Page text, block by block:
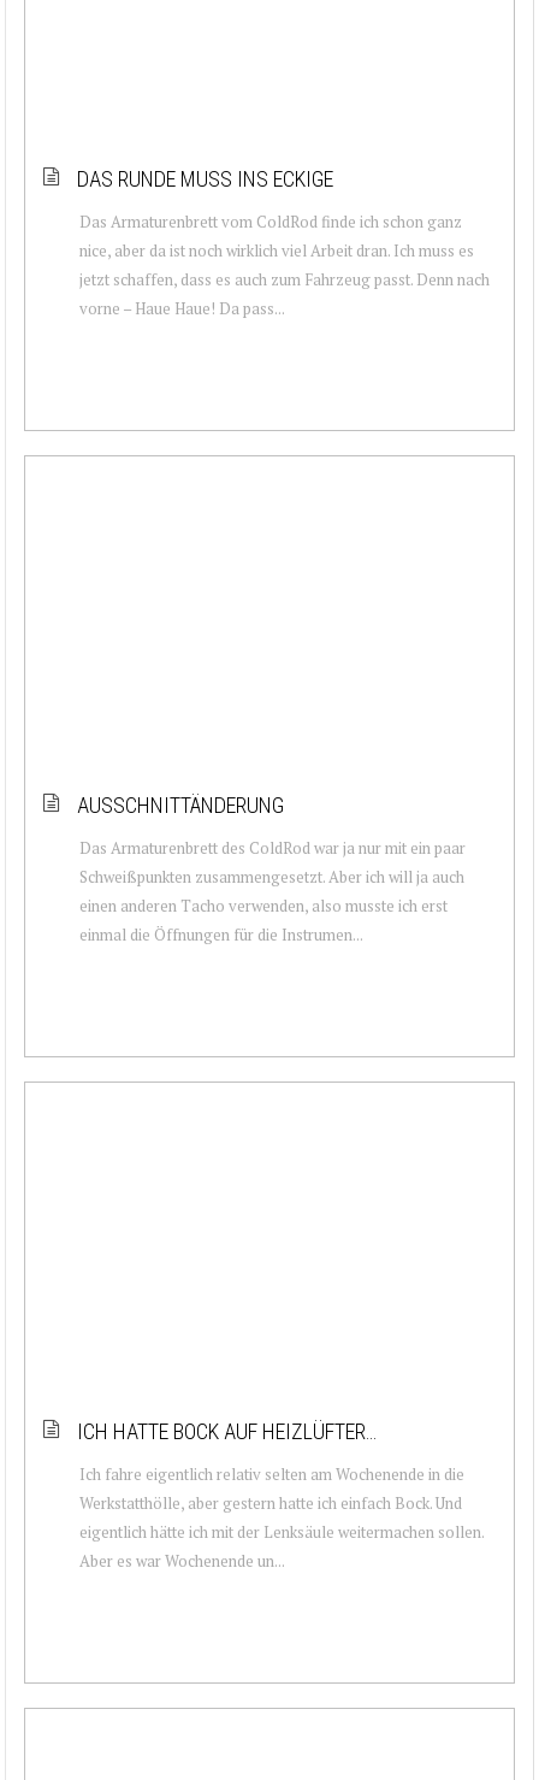
DAS RUNDE MUSS INS ECKIGE
Das Armaturenbrett vom ColdRod finde ich schon ganz
nice, aber da ist noch wirklich viel Arbeit dran. Ich muss es
jetzt schaffen, dass es auch zum Fahrzeug passt. Denn nach
vorne – Haue Haue! Da pass...
AUSSCHNITTÄNDERUNG
Das Armaturenbrett des ColdRod war ja nur mit ein paar
Schweißpunkten zusammengesetzt. Aber ich will ja auch
einen anderen Tacho verwenden, also musste ich erst
einmal die Öffnungen für die Instrumen...
ICH HATTE BOCK AUF HEIZLÜFTER…
Ich fahre eigentlich relativ selten am Wochenende in die
Werkstatthölle, aber gestern hatte ich einfach Bock. Und
eigentlich hätte ich mit der Lenksäule weitermachen sollen.
Aber es war Wochenende un...